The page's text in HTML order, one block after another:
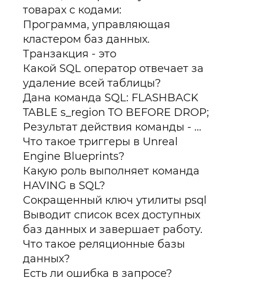
товарах с кодами:
Программа, управляющая
кластером баз данных.
Транзакция - это
Какой SQL оператор отвечает за
удаление всей таблицы?
Дана команда SQL: FLASHBACK
TABLE s_region TO BEFORE DROP;
Результат действия команды - ...
Что такое триггеры в Unreal
Engine Blueprints?
Какую роль выполняет команда
HAVING в SQL?
Сокращенный ключ утилиты psql
Выводит список всех доступных
баз данных и завершает работу.
Что такое реляционные базы
данных?
Есть ли ошибка в запросе?